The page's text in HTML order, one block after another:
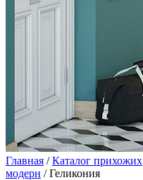
Главная /Каталог прихожих
модерн / Геликония